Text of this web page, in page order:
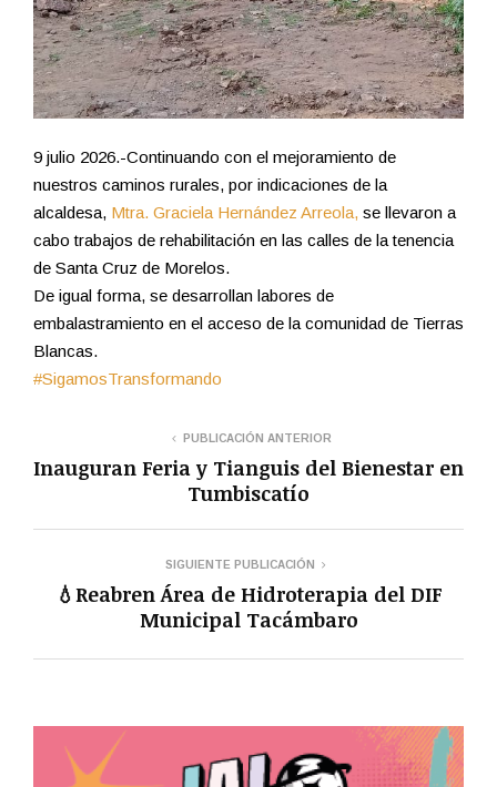
9 julio 2026.-Continuando con el mejoramiento de
nuestros caminos rurales, por indicaciones de la
alcaldesa, Mtra. Graciela Hernández Arreola, se llevaron a
cabo trabajos de rehabilitación en las calles de la tenencia
de Santa Cruz de Morelos.
De igual forma, se desarrollan labores de
embalastramiento en el acceso de la comunidad de Tierras
Blancas.
#SigamosTransformando
PUBLICACIÓN ANTERIOR
Inauguran Feria y Tianguis del Bienestar en
Tumbiscatío
SIGUIENTE PUBLICACIÓN
💧Reabren Área de Hidroterapia del DIF
Municipal Tacámbaro